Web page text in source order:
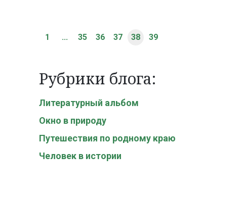
1 ... 35 36 37 38 39
Рубрики блога:
Литературный альбом
Окно в природу
Путешествия по родному краю
Человек в истории